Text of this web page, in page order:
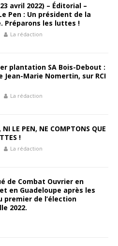
avril 2022) – Éditorial –
Pen : Un président de la
Préparons les luttes !
La rédaction
plantation SA Bois-Debout :
Jean-Marie Nomertin, sur RCI
La rédaction
LE PEN, NE COMPTONS QUE
!
La rédaction
de Combat Ouvrier en
en Guadeloupe après les
premier de l’élection
2022.